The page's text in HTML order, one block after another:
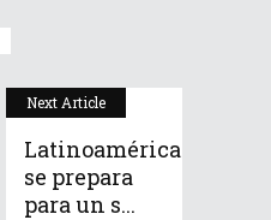
Next Article
Latinoamérica
se prepara
para un s...